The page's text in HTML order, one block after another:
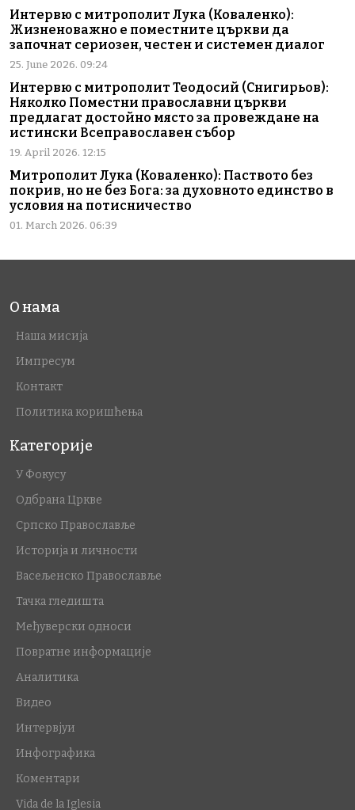
Интервю с митрополит Лука (Коваленко):
Жизненоважно е поместните църкви да
започнат сериозен, честен и системен диалог
25. June 2026. 09:24
Интервю с митрополит Теодосий (Снигирьов):
Няколко Поместни православни църкви
предлагат достойно място за провеждане на
истински Всеправославен събор
19. April 2026. 12:15
Митрополит Лука (Коваленко): Паството без
покрив, но не без Бога: за духовното единство в
условия на потисничество
01. March 2026. 06:39
О нама
Наша мисија
Импресум
Контакт
Политика коришћења
Категорије
У Фокусу
Одбрана Цркве
Српско Православље
Историја и личности
Васељенско Православље
Тачка гледишта
Међуверски односи
Повратне информације
Аналитика
Видео
Интервјуи
Инфографика
Коментари
Vida de la Iglesia